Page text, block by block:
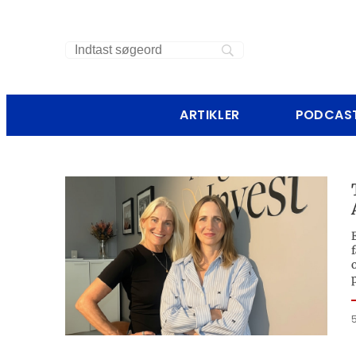
ARTIKLER